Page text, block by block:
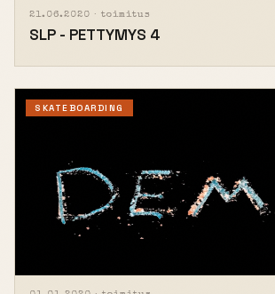
21.06.2020 · toimitus
SLP - PETTYMYS 4
SKATEBOARDING